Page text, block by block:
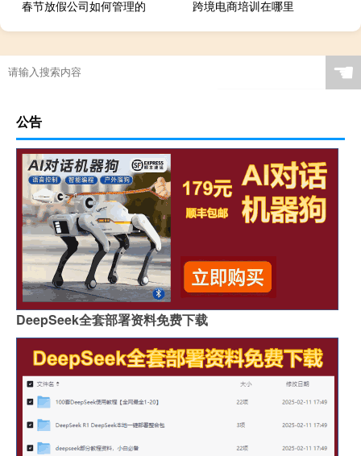
春节放假公司如何管理的
跨境电商培训在哪里
☚
公告
DeepSeek全套部署资料免费下载